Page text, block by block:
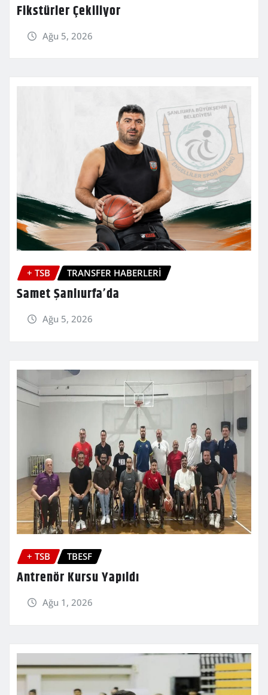
Fikstürler Çekiliyor
Ağu 5, 2026
+ TSB TRANSFER HABERLERİ
Samet Şanlıurfa’da
Ağu 5, 2026
+ TSB TBESF
Antrenör Kursu Yapıldı
Ağu 1, 2026